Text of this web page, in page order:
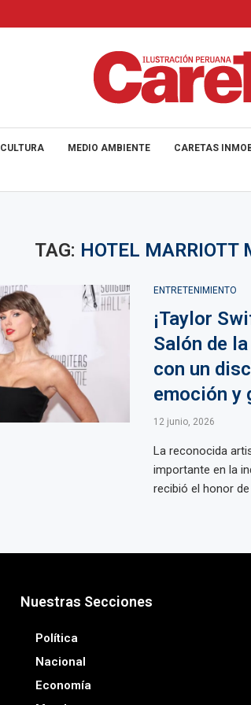
CULTURA MEDIO AMBIENTE CARETAS
TAG: HOTEL MARRIOTT
ENTRETENIMIENTO
¡Taylor
Salón de
con un
emoción y
12 junio, 2026
La reconocida
importante en la
recibió el honor
Nuestras Secciones
Política
Nacional
Economía